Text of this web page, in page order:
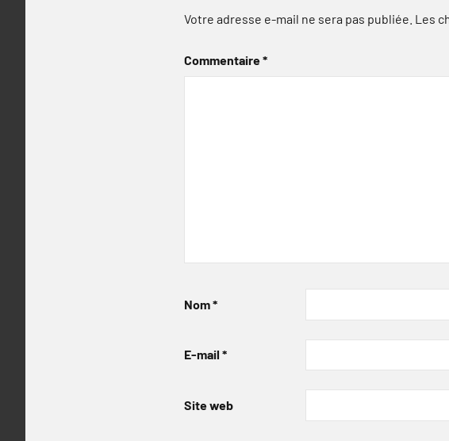
Votre adresse e-mail ne sera pas publiée. Les
Commentaire*
Nom*
E-mail *
Site web